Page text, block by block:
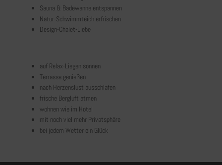
Sauna & Badewanne entspannen
Natur-Schwimmteich erfrischen
Design-Chalet-Liebe
auf Relax-Liegen sonnen
Terrasse genießen
nach Herzenslust ausschlafen
frische Bergluft atmen
wohnen wie im Hotel
mit noch viel mehr Privatsphäre
bei jedem Wetter ein Glück